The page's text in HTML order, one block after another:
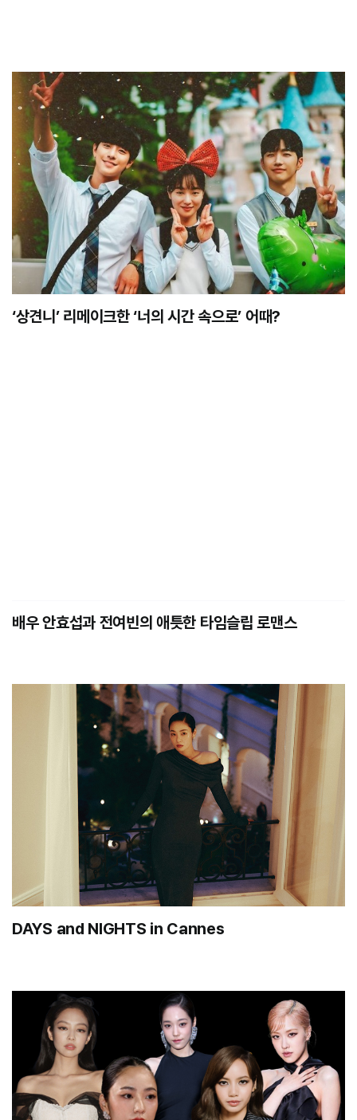
‘상견니’ 리메이크한 ‘너의 시간 속으로’ 어때?
배우 안효섭과 전여빈의 애틋한 타임슬립 로맨스
DAYS and NIGHTS in Cannes